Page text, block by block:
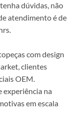
dúvidas, não
atendimento é de
com design
clientes
OEM.
experiência na
em escala